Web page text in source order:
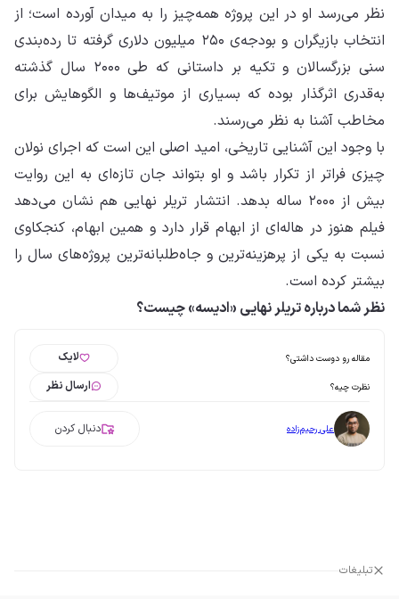
نظر می‌رسد او در این پروژه همه‌چیز را به میدان آورده است؛ از
انتخاب بازیگران و بودجه‌ی ۲۵۰ میلیون دلاری گرفته تا رده‌بندی
سنی بزرگسالان و تکیه بر داستانی که طی ۲۰۰۰ سال گذشته
به‌قدری اثرگذار بوده که بسیاری از موتیف‌ها و الگوهایش برای
مخاطب آشنا به نظر می‌رسند.
با وجود این آشنایی تاریخی، امید اصلی این است که اجرای نولان
چیزی فراتر از تکرار باشد و او بتواند جان تازه‌ای به این روایت
بیش از ۲۰۰۰ ساله بدهد. انتشار تریلر نهایی هم نشان می‌دهد
فیلم هنوز در هاله‌ای از ابهام قرار دارد و همین ابهام، کنجکاوی
نسبت به یکی از پرهزینه‌ترین و جاه‌طلبانه‌ترین پروژه‌های سال را
بیشتر کرده است.
نظر شما درباره تریلر نهایی «ادیسه» چیست؟
مقاله رو دوست داشتی؟ لایک
نظرت چیه؟ ارسال نظر
علی رحیم‌زاده دنبال کردن
تبلیغات